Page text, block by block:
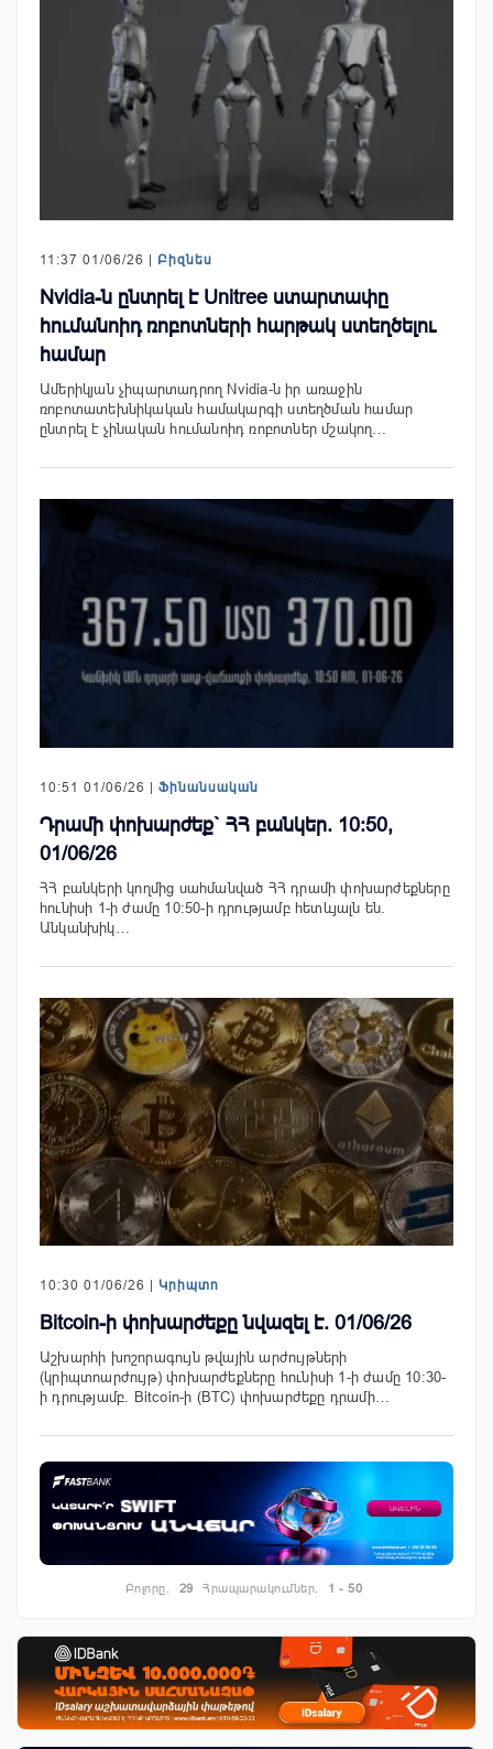
11:37 01/06/26 | Բիզնես
Nvidia-ն ընտրել է Unitree ստարտափը
հումանոիդ ռոբոտների հարթակ ստեղծելու
համար
Ամերիկյան չիպարտադրող Nvidia-ն իր առաջին
ռոբոտատեխնիկական համակարգի ստեղծման համար
ընտրել է չինական հումանոիդ ռոբոտներ մշակող…
10:51 01/06/26 | Ֆինանսական
Դրամի փոխարժեք` ՀՀ բանկեր. 10:50,
01/06/26
ՀՀ բանկերի կողմից սահմանված ՀՀ դրամի փոխարժեքները
հունիսի 1-ի ժամը 10:50-ի դրությամբ հետևյալն են.
Անկանխիկ…
10:30 01/06/26 | Կրիպտո
Bitcoin-ի փոխարժեքը նվազել է. 01/06/26
Աշխարհի խոշորագույն թվային արժույթների
(կրիպտոարժույթ) փոխարժեքները հունիսի 1-ի ժամը 10:30-
ի դրությամբ. Bitcoin-ի (BTC) փոխարժեքը դրամի…
Բոլորը. 29 Հրապարակումներ. 1 - 50